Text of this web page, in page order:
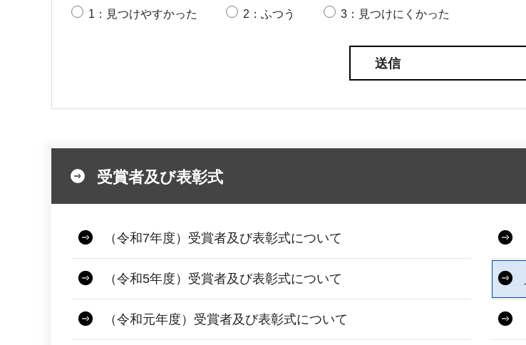
1：見つけやすかった 2：ふつう 3：見つけにくかった
受賞者及び表彰式
（令和7年度）受賞者及び表彰式について
（令和5年度）受賞者及び表彰式について
（令和元年度）受賞者及び表彰式について